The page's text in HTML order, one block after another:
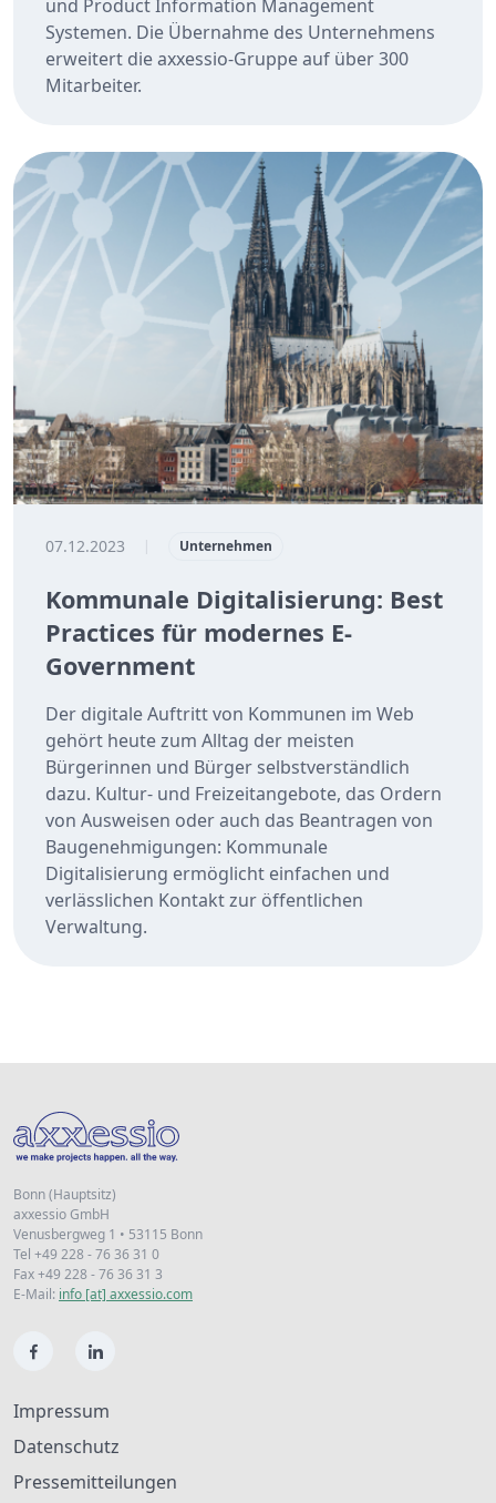
und Product Information Management
Systemen. Die Übernahme des Unternehmens
erweitert die axxessio-Gruppe auf über 300
Mitarbeiter.
07.12.2023 Unternehmen
Kommunale Digitalisierung: Best
Practices für modernes E-
Government
Der digitale Auftritt von Kommunen im Web
gehört heute zum Alltag der meisten
Bürgerinnen und Bürger selbstverständlich
dazu. Kultur- und Freizeitangebote, das Ordern
von Ausweisen oder auch das Beantragen von
Baugenehmigungen: Kommunale
Digitalisierung ermöglicht einfachen und
verlässlichen Kontakt zur öffentlichen
Verwaltung.
Bonn (Hauptsitz)
axxessio GmbH
Venusbergweg 1 • 53115 Bonn
Tel +49 228 - 76 36 31 0
Fax +49 228 - 76 36 31 3
E-Mail: info [at] axxessio.com
Impressum
Datenschutz
Pressemitteilungen